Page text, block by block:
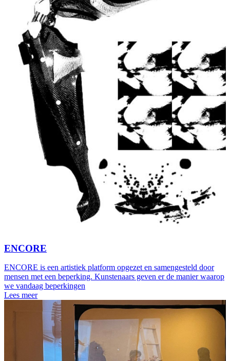
ENCORE
ENCORE is een artistiek platform opgezet en samengesteld door
mensen met een beperking. Kunstenaars geven er de manier waarop
we vandaag beperkingen
Lees meer